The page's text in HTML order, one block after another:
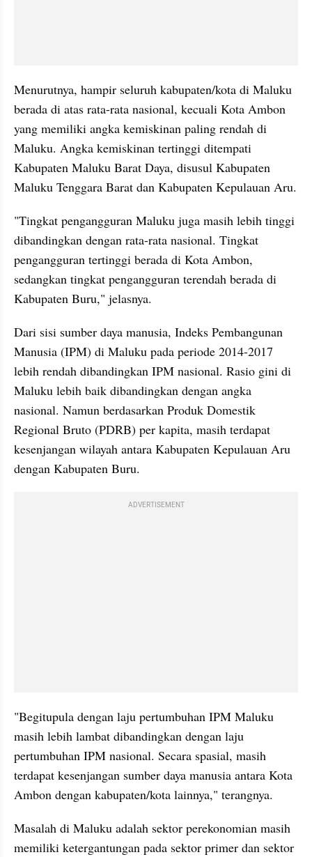
Menurutnya, hampir seluruh kabupaten/kota di Maluku
berada di atas rata-rata nasional, kecuali Kota Ambon
yang memiliki angka kemiskinan paling rendah di
Maluku. Angka kemiskinan tertinggi ditempati
Kabupaten Maluku Barat Daya, disusul Kabupaten
Maluku Tenggara Barat dan Kabupaten Kepulauan Aru.
"Tingkat pengangguran Maluku juga masih lebih tinggi
dibandingkan dengan rata-rata nasional. Tingkat
pengangguran tertinggi berada di Kota Ambon,
sedangkan tingkat pengangguran terendah berada di
Kabupaten Buru," jelasnya.
Dari sisi sumber daya manusia, Indeks Pembangunan
Manusia (IPM) di Maluku pada periode 2014-2017
lebih rendah dibandingkan IPM nasional. Rasio gini di
Maluku lebih baik dibandingkan dengan angka
nasional. Namun berdasarkan Produk Domestik
Regional Bruto (PDRB) per kapita, masih terdapat
kesenjangan wilayah antara Kabupaten Kepulauan Aru
dengan Kabupaten Buru.
ADVERTISEMENT
"Begitupula dengan laju pertumbuhan IPM Maluku
masih lebih lambat dibandingkan dengan laju
pertumbuhan IPM nasional. Secara spasial, masih
terdapat kesenjangan sumber daya manusia antara Kota
Ambon dengan kabupaten/kota lainnya," terangnya.
Masalah di Maluku adalah sektor perekonomian masih
memiliki ketergantungan pada sektor primer dan sektor